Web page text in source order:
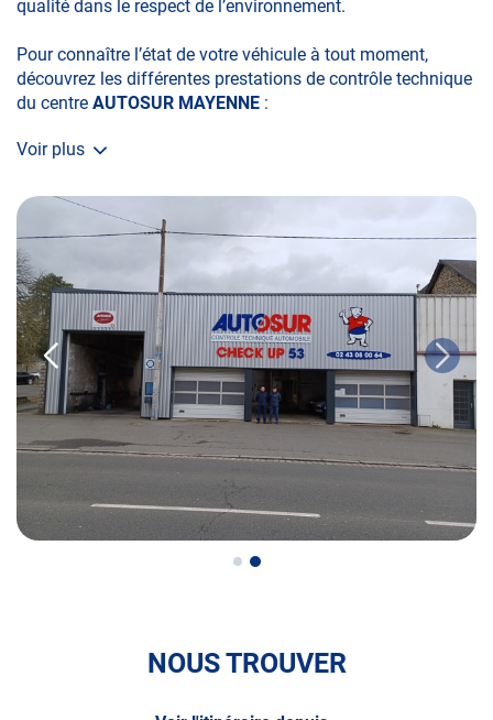
qualité dans le respect de l’environnement.
Pour connaître l’état de votre véhicule à tout moment,
découvrez les différentes prestations de contrôle technique
du centre AUTOSUR MAYENNE :
• le contrôle technique obligatoire
• la contre-visite
• le contrôle pollution
• le contrôle des véhicules hybrides ou électriques
• le contrôle technique des véhicules GPL/Gaz*
• le contrôle de la Catégorie L (moto, scooter, mobylette, 3
roues, quad, voiturette, voiture sans permis)
• le pré-contrôle contrôle technique ou contrôle technique
N’attendez plus pour votre sécurité et faire vérifier votre
véhicule : Prenez RDV dans votre
Voir plus
NOUS TROUVER